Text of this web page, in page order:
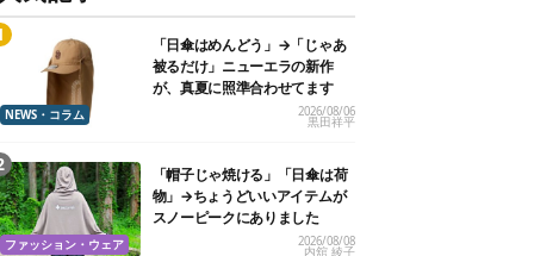
NEWS・コラム
「日傘はめんどう」→「じゃあ
被るだけ」ニューエラの新作
が、真夏に照準合わせてます
2026/08/06
黒田祥平
ファッション・ウェア
「帽子じゃ焼ける」「日傘は荷
物」→ちょうどいいアイテムが
スノーピークにありました
2026/08/08
内舘 綾子